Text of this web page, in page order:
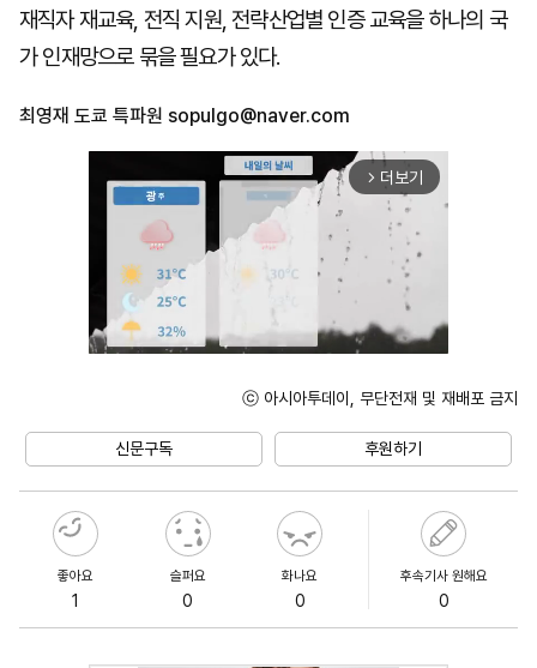
재직자 재교육, 전직 지원, 전략산업별 인증 교육을 하나의 국
가 인재망으로 묶을 필요가 있다.
최영재 도쿄 특파원 sopulgo@naver.com
arrow_forward_ios 더보기
ⓒ 아시아투데이, 무단전재 및 재배포 금지
신문구독 후원하기
좋아요
1
슬퍼요
0
화나요
0
후속기사 원해요
0